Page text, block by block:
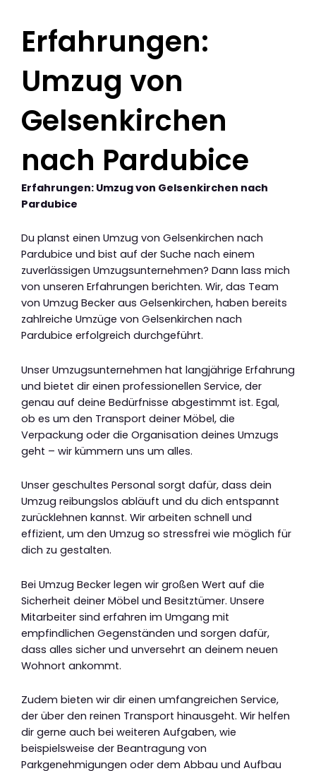
Erfahrungen:
Umzug von
Gelsenkirchen
nach Pardubice
Erfahrungen: Umzug von Gelsenkirchen nach
Pardubice
Du planst einen Umzug von Gelsenkirchen nach
Pardubice und bist auf der Suche nach einem
zuverlässigen Umzugsunternehmen? Dann lass mich
von unseren Erfahrungen berichten. Wir, das Team
von Umzug Becker aus Gelsenkirchen, haben bereits
zahlreiche Umzüge von Gelsenkirchen nach
Pardubice erfolgreich durchgeführt.
Unser Umzugsunternehmen hat langjährige Erfahrung
und bietet dir einen professionellen Service, der
genau auf deine Bedürfnisse abgestimmt ist. Egal,
ob es um den Transport deiner Möbel, die
Verpackung oder die Organisation deines Umzugs
geht – wir kümmern uns um alles.
Unser geschultes Personal sorgt dafür, dass dein
Umzug reibungslos abläuft und du dich entspannt
zurücklehnen kannst. Wir arbeiten schnell und
effizient, um den Umzug so stressfrei wie möglich für
dich zu gestalten.
Bei Umzug Becker legen wir großen Wert auf die
Sicherheit deiner Möbel und Besitztümer. Unsere
Mitarbeiter sind erfahren im Umgang mit
empfindlichen Gegenständen und sorgen dafür,
dass alles sicher und unversehrt an deinem neuen
Wohnort ankommt.
Zudem bieten wir dir einen umfangreichen Service,
der über den reinen Transport hinausgeht. Wir helfen
dir gerne auch bei weiteren Aufgaben, wie
beispielsweise der Beantragung von
Parkgenehmigungen oder dem Abbau und Aufbau